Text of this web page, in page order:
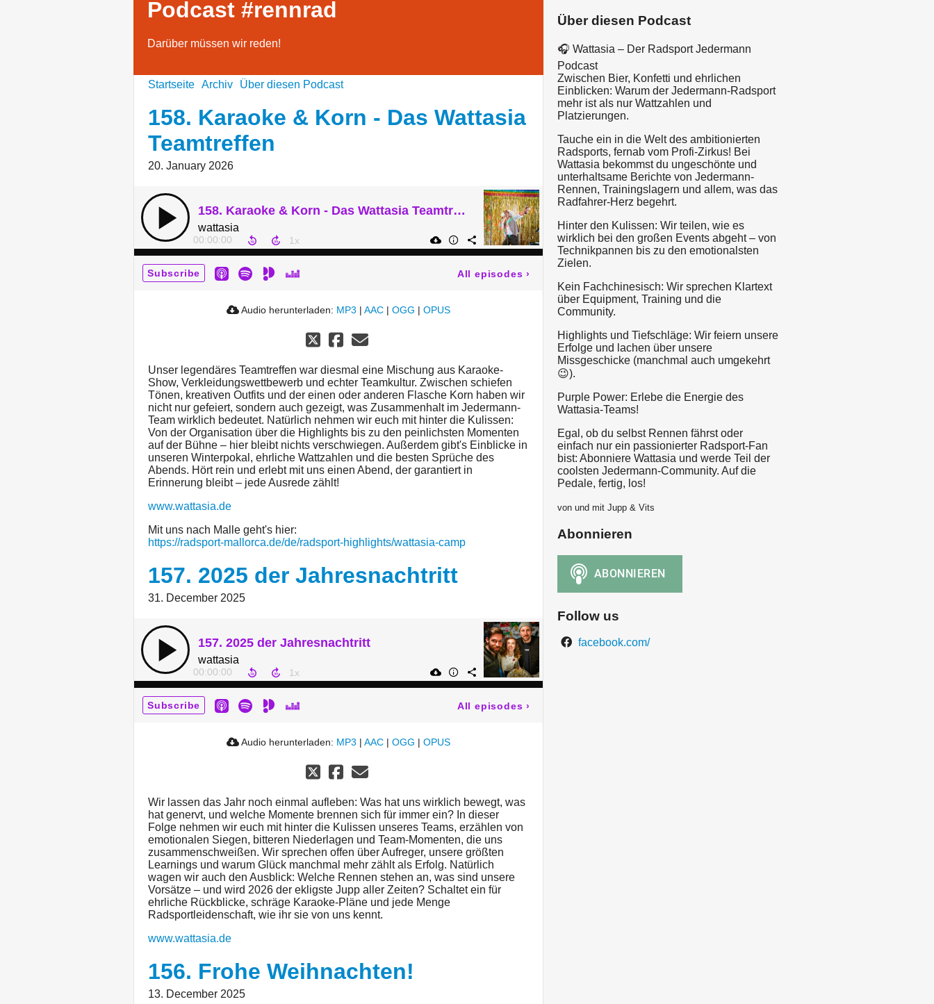
Podcast #rennrad
Darüber müssen wir reden!
Startseite Archiv Über diesen Podcast
158. Karaoke & Korn - Das Wattasia
Teamtreffen
20. January 2026
158. Karaoke & Korn - Das Wattasia Teamtreffen
wattasia
00:00:00
Subscribe All episodes ›
Audio herunterladen: MP3 | AAC | OGG | OPUS
Unser legendäres Teamtreffen war diesmal eine Mischung aus Karaoke-
Show, Verkleidungswettbewerb und echter Teamkultur. Zwischen schiefen
Tönen, kreativen Outfits und der einen oder anderen Flasche Korn haben wir
nicht nur gefeiert, sondern auch gezeigt, was Zusammenhalt im Jedermann-
Team wirklich bedeutet. Natürlich nehmen wir euch mit hinter die Kulissen:
Von der Organisation über die Highlights bis zu den peinlichsten Momenten
auf der Bühne – hier bleibt nichts verschwiegen. Außerdem gibt's Einblicke in
unseren Winterpokal, ehrliche Wattzahlen und die besten Sprüche des
Abends. Hört rein und erlebt mit uns einen Abend, der garantiert in
Erinnerung bleibt – jede Ausrede zählt!
www.wattasia.de
Mit uns nach Malle geht's hier:
https://radsport-mallorca.de/de/radsport-highlights/wattasia-camp
157. 2025 der Jahresnachtritt
31. December 2025
157. 2025 der Jahresnachtritt
wattasia
00:00:00
Subscribe All episodes ›
Audio herunterladen: MP3 | AAC | OGG | OPUS
Wir lassen das Jahr noch einmal aufleben: Was hat uns wirklich bewegt, was
hat genervt, und welche Momente brennen sich für immer ein? In dieser
Folge nehmen wir euch mit hinter die Kulissen unseres Teams, erzählen von
emotionalen Siegen, bitteren Niederlagen und Team-Momenten, die uns
zusammenschweißen. Wir sprechen offen über Aufreger, unsere größten
Learnings und warum Glück manchmal mehr zählt als Erfolg. Natürlich
wagen wir auch den Ausblick: Welche Rennen stehen an, was sind unsere
Vorsätze – und wird 2026 der ekligste Jupp aller Zeiten? Schaltet ein für
ehrliche Rückblicke, schräge Karaoke-Pläne und jede Menge
Radsportleidenschaft, wie ihr sie von uns kennt.
www.wattasia.de
156. Frohe Weihnachten!
13. December 2025
Über diesen Podcast
🎧 Wattasia – Der Radsport Jedermann
Podcast
Zwischen Bier, Konfetti und ehrlichen
Einblicken: Warum der Jedermann-Radsport
mehr ist als nur Wattzahlen und
Platzierungen.
Tauche ein in die Welt des ambitionierten
Radsports, fernab vom Profi-Zirkus! Bei
Wattasia bekommst du ungeschönte und
unterhaltsame Berichte von Jedermann-
Rennen, Trainingslagern und allem, was das
Radfahrer-Herz begehrt.
Hinter den Kulissen: Wir teilen, wie es
wirklich bei den großen Events abgeht – von
Technikpannen bis zu den emotionalsten
Zielen.
Kein Fachchinesisch: Wir sprechen Klartext
über Equipment, Training und die
Community.
Highlights und Tiefschläge: Wir feiern unsere
Erfolge und lachen über unsere
Missgeschicke (manchmal auch umgekehrt
😉).
Purple Power: Erlebe die Energie des
Wattasia-Teams!
Egal, ob du selbst Rennen fährst oder
einfach nur ein passionierter Radsport-Fan
bist: Abonniere Wattasia und werde Teil der
coolsten Jedermann-Community. Auf die
Pedale, fertig, los!
von und mit Jupp & Vits
Abonnieren
Follow us
facebook.com/